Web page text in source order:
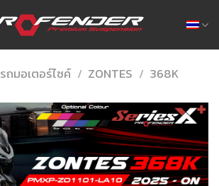
รถมอเตอร์ไซค์ / ZONTES / 368K